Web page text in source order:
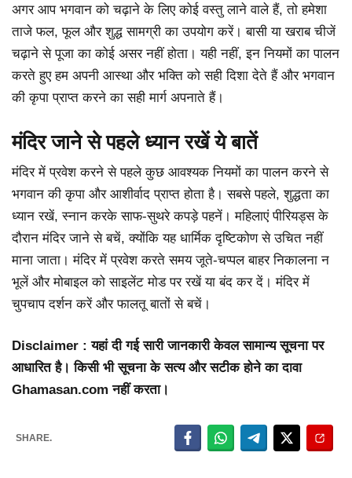
अगर आप भगवान को चढ़ाने के लिए कोई वस्तु लाने वाले हैं, तो हमेशा
ताजे फल, फूल और शुद्ध सामग्री का उपयोग करें। बासी या खराब चीजें
चढ़ाने से पूजा का कोई असर नहीं होता। यही नहीं, इन नियमों का पालन
करते हुए हम अपनी आस्था और भक्ति को सही दिशा देते हैं और भगवान
की कृपा प्राप्त करने का सही मार्ग अपनाते हैं।
मंदिर जाने से पहले ध्यान रखें ये बातें
मंदिर में प्रवेश करने से पहले कुछ आवश्यक नियमों का पालन करने से
भगवान की कृपा और आशीर्वाद प्राप्त होता है। सबसे पहले, शुद्धता का
ध्यान रखें, स्नान करके साफ-सुथरे कपड़े पहनें। महिलाएं पीरियड्स के
दौरान मंदिर जाने से बचें, क्योंकि यह धार्मिक दृष्टिकोण से उचित नहीं
माना जाता। मंदिर में प्रवेश करते समय जूते-चप्पल बाहर निकालना न
भूलें और मोबाइल को साइलेंट मोड पर रखें या बंद कर दें। मंदिर में
चुपचाप दर्शन करें और फालतू बातों से बचें।
Disclaimer : यहां दी गई सारी जानकारी केवल सामान्य सूचना पर
आधारित है। किसी भी सूचना के सत्य और सटीक होने का दावा
Ghamasan.com नहीं करता।
SHARE.